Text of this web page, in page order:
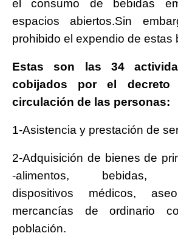
el consumo de bebidas
espacios abiertos.Sin
prohibido el expendio de estas
Estas son las 34
cobijados por el
circulación de las personas:
1-Asistencia y prestación de
2-Adquisición de bienes de
-alimentos, bebidas,
dispositivos médicos,
mercancías de ordinario
población.